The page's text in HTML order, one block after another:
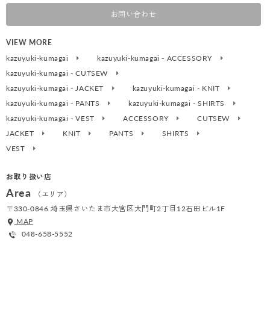
お問い合わせ
VIEW MORE
kazuyuki-kumagai
kazuyuki-kumagai - ACCESSORY
kazuyuki-kumagai - CUTSEW
kazuyuki-kumagai - JACKET
kazuyuki-kumagai - KNIT
kazuyuki-kumagai - PANTS
kazuyuki-kumagai - SHIRTS
kazuyuki-kumagai - VEST
ACCESSORY
CUTSEW
JACKET
KNIT PANTS
SHIRTS
VEST
お取り扱い店
Area
（エリア）
〒330-0846 埼玉県さいたま市大宮区大門町2丁目12石田ビル1F
MAP
048-658-5552